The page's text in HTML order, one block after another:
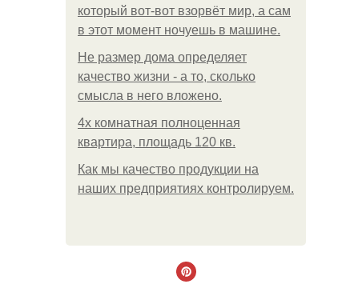
который вот-вот взорвёт мир, а сам
в этот момент ночуешь в машине.
Не размер дома определяет
качество жизни - а то, сколько
смысла в него вложено.
4x комнатная полноценная
квартира, площадь 120 кв.
Как мы качество продукции на
наших предприятиях контролируем.